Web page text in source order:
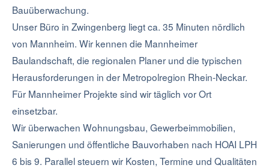
Bauüberwachung.
Unser Büro in Zwingenberg liegt ca. 35 Minuten nördlich
von Mannheim. Wir kennen die Mannheimer
Baulandschaft, die regionalen Planer und die typischen
Herausforderungen in der Metropolregion Rhein-Neckar.
Für Mannheimer Projekte sind wir täglich vor Ort
einsetzbar.
Wir überwachen Wohnungsbau, Gewerbeimmobilien,
Sanierungen und öffentliche Bauvorhaben nach HOAI LPH
6 bis 9. Parallel steuern wir Kosten, Termine und Qualitäten